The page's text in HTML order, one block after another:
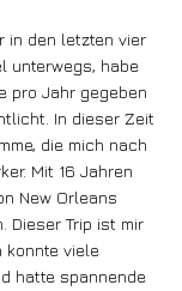
in den letzten vier
unterwegs, habe
pro Jahr gegeben
In dieser Zeit
die mich nach
Mit 16 Jahren
New Orleans
Dieser Trip ist mir
konnte viele
hatte spannende